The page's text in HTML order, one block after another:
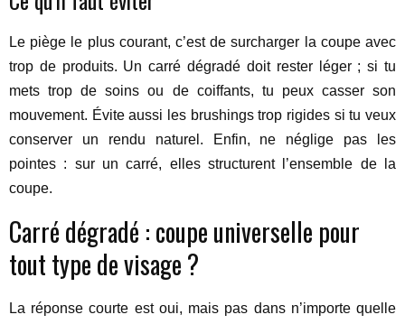
Le piège le plus courant, c’est de surcharger la coupe avec
trop de produits. Un carré dégradé doit rester léger ; si tu
mets trop de soins ou de coiffants, tu peux casser son
mouvement. Évite aussi les brushings trop rigides si tu veux
conserver un rendu naturel. Enfin, ne néglige pas les
pointes : sur un carré, elles structurent l’ensemble de la
coupe.
Carré dégradé : coupe universelle pour
tout type de visage ?
La réponse courte est oui, mais pas dans n’importe quelle